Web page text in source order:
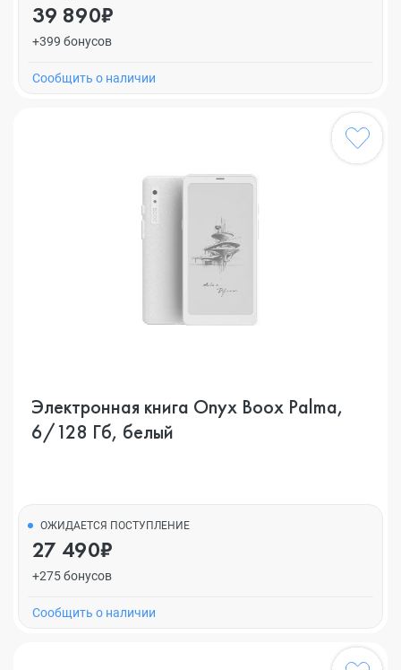
39 890₽
+399 бонусов
Cообщить о наличии
Электронная книга Onyx Boox Palma,
6/128 Гб, белый
ОЖИДАЕТСЯ ПОСТУПЛЕНИЕ
27 490₽
+275 бонусов
Cообщить о наличии